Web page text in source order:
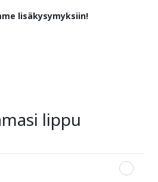
lisäkysymyksiin!
lippu